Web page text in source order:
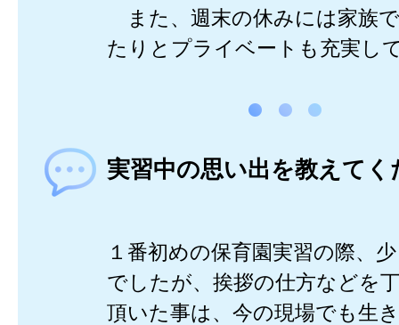
また、週末の休みには家族
たりとプライベートも充実し
実習中の思い出を教えてく
１番初めの保育園実習の際、
でしたが、挨拶の仕方などを
頂いた事は、今の現場でも生